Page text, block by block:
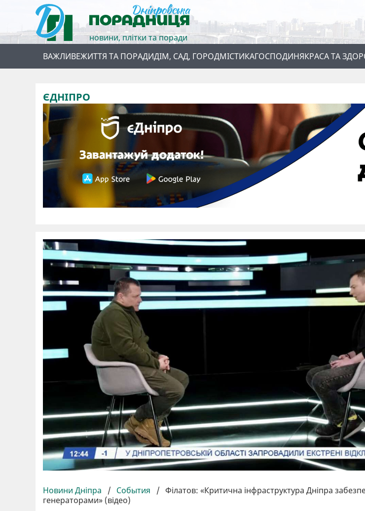
новини, плітки та поради
ВАЖЛИВЕЖИТТЯ ТА ПОРАДИДІМ, САД, ГОРОДМІСТИКАГОСПОДИНЯКРАСА ТА
ЄДНІПРО
Новини Дніпра / События / Філатов: «Критична інфраструктура Дніпра
генераторами» (відео)